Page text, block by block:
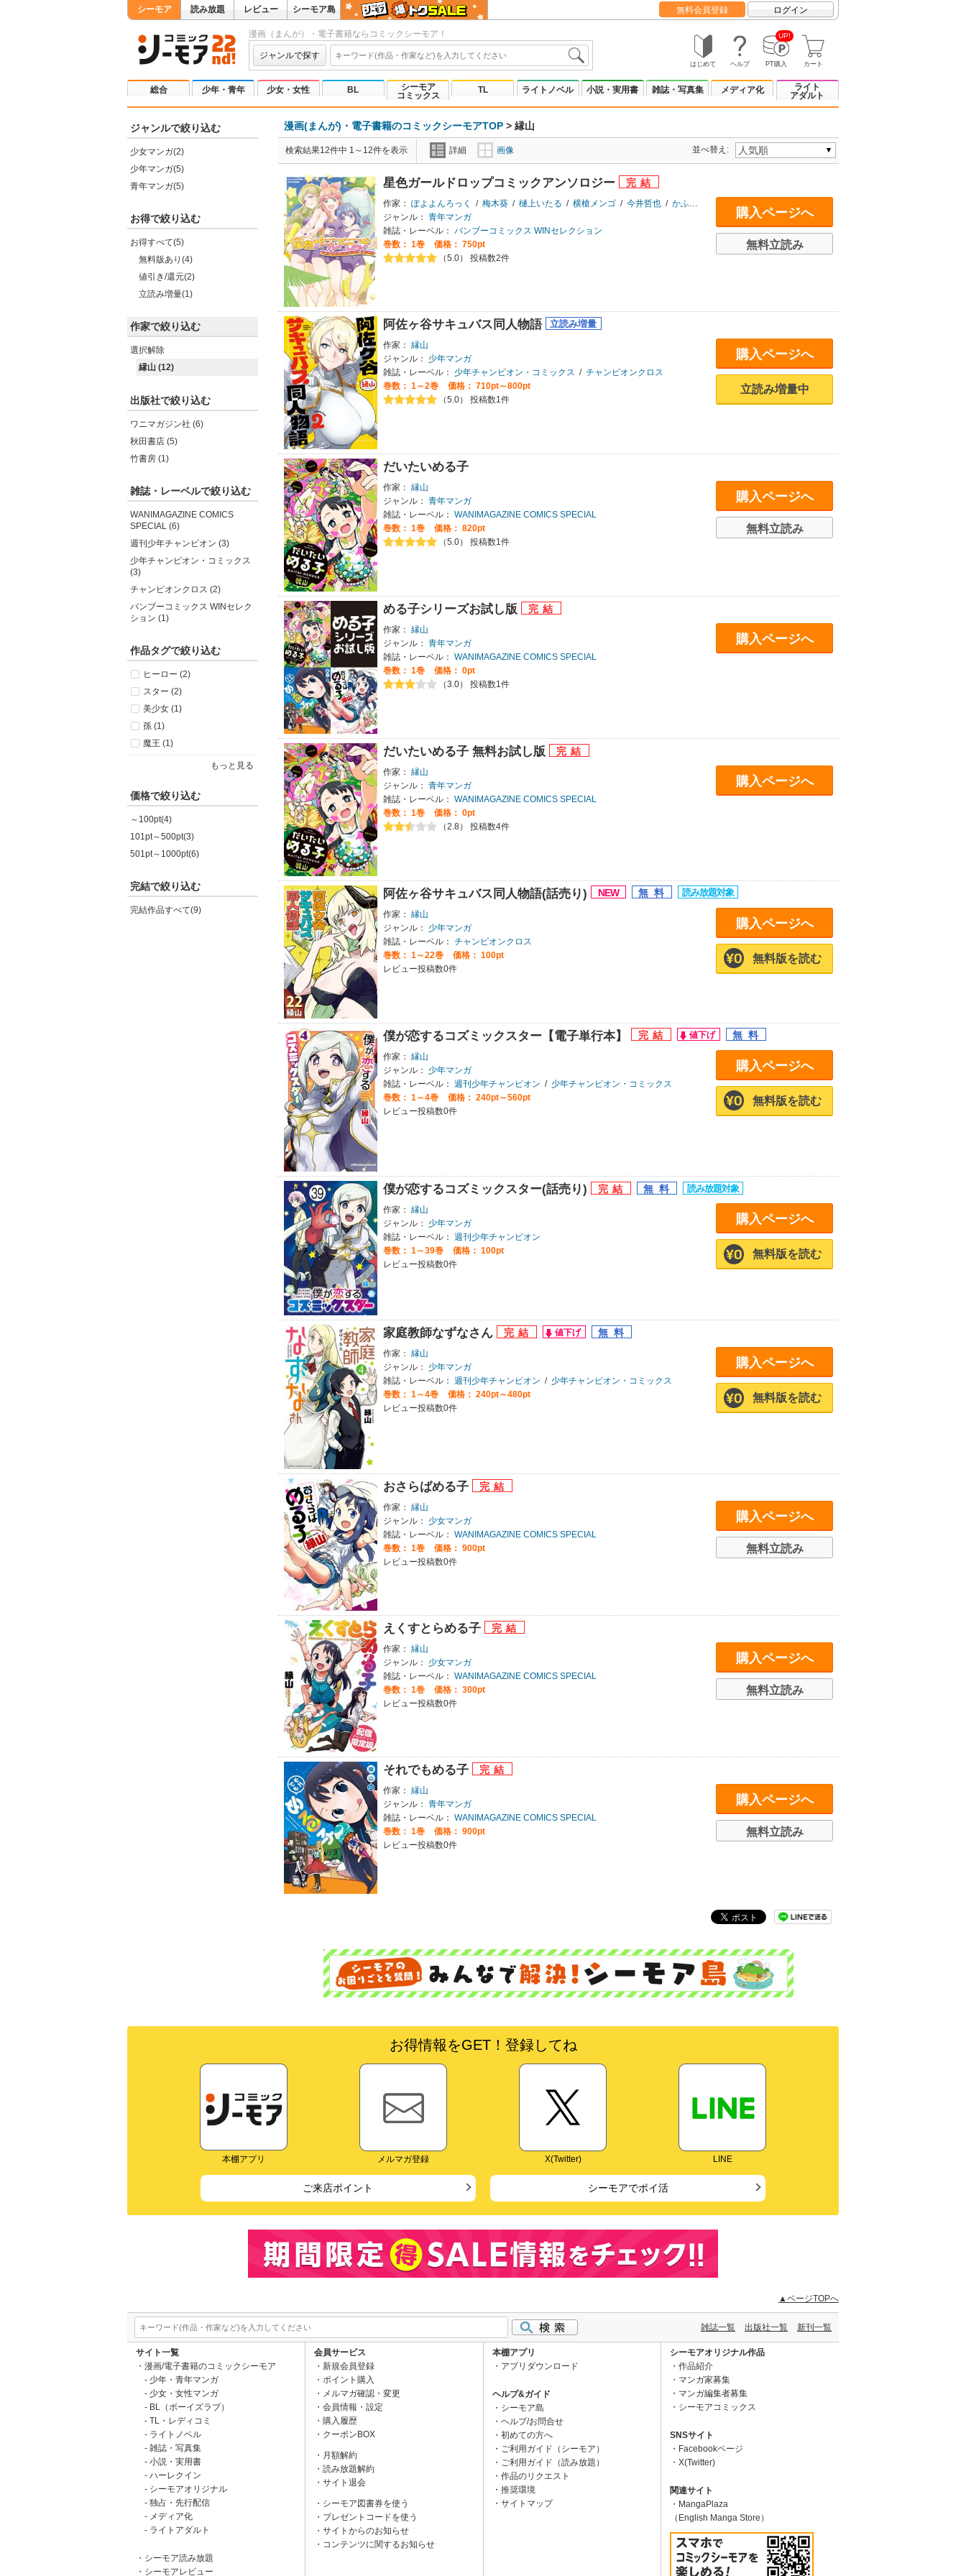
シーモア 読み放題 レビュー シーモア島 無料会員登録 ログイン
漫画（まんが）・電子書籍ならコミックシーモア！
ジャンルで探す
はじめて ヘルプ
UP!
PT購入 カート
総合 少年・青年 少女・女性 BL
シーモア
コミックス
TL ライトノベル 小説・実用書 雑誌・写真集 メディア化
ライト
アダルト
ジャンルで絞り込む
少女マンガ(2)
少年マンガ(5)
青年マンガ(5)
お得で絞り込む
お得すべて(5)
無料版あり(4)
値引き/還元(2)
立読み増量(1)
作家で絞り込む
選択解除
縁山 (12)
出版社で絞り込む
ワニマガジン社 (6)
秋田書店 (5)
竹書房 (1)
雑誌・レーベルで絞り込む
WANIMAGAZINE COMICS
SPECIAL (6)
週刊少年チャンピオン (3)
少年チャンピオン・コミックス
(3)
チャンピオンクロス (2)
バンブーコミックス WINセレク
ション (1)
作品タグで絞り込む
ヒーロー (2)
スター (2)
美少女 (1)
孫 (1)
魔王 (1)
もっと見る
価格で絞り込む
～100pt(4)
101pt～500pt(3)
501pt～1000pt(6)
完結で絞り込む
完結作品すべて(9)
漫画(まんが)・電子書籍のコミックシーモアTOP > 縁山
検索結果12件中 1～12件を表示 詳細 画像 並べ替え:
星色ガールドロップコミックアンソロジー
作家： ぽよよんろっく / 梅木葵 / 樋上いたる / 横槍メンゴ / 今井哲也 / かふん 小池定路 ハトポポコ
ジャンル： 青年マンガ
雑誌・レーベル： バンブーコミックス WINセレクション
巻数： 1巻
価格： 750pt
（5.0） 投稿数2件
購入ページへ
無料立読み
阿佐ヶ谷サキュバス同人物語
作家： 縁山
ジャンル：
少年マンガ
雑誌・レーベル：
少年チャンピオン・コミックス / チャンピオンクロス
巻数： 1～2巻
価格： 710pt～800pt
（5.0） 投稿数1件
購入ページへ
立読み増量中
だいたいめる子
作家： 縁山
ジャンル： 青年マンガ
雑誌・レーベル： WANIMAGAZINE COMICS SPECIAL
巻数： 1巻
価格： 820pt
（5.0） 投稿数1件
購入ページへ
無料立読み
める子シリーズお試し版
作家： 縁山
ジャンル： 青年マンガ
雑誌・レーベル： WANIMAGAZINE COMICS SPECIAL
巻数： 1巻
価格： 0pt
（3.0） 投稿数1件
購入ページへ
だいたいめる子 無料お試し版
作家： 縁山
ジャンル： 青年マンガ
雑誌・レーベル： WANIMAGAZINE COMICS SPECIAL
巻数： 1巻
価格： 0pt
（2.8） 投稿数4件
購入ページへ
阿佐ヶ谷サキュバス同人物語(話売り)
作家： 縁山
ジャンル：
少年マンガ
雑誌・レーベル： チャンピオンクロス
巻数： 1～22巻
価格： 100pt
レビュー投稿数0件
購入ページへ
無料版を読む
僕が恋するコズミックスター【電子単行本】
作家： 縁山
ジャンル：
少年マンガ
雑誌・レーベル： 週刊少年チャンピオン / 少年チャンピオン・コミックス
巻数： 1～4巻
価格： 240pt～560pt
レビュー投稿数0件
購入ページへ
無料版を読む
僕が恋するコズミックスター(話売り)
作家： 縁山
ジャンル：
少年マンガ
雑誌・レーベル： 週刊少年チャンピオン
巻数： 1～39巻
価格： 100pt
レビュー投稿数0件
購入ページへ
無料版を読む
家庭教師なずなさん
作家： 縁山
ジャンル：
少年マンガ
雑誌・レーベル： 週刊少年チャンピオン / 少年チャンピオン・コミックス
巻数： 1～4巻
価格： 240pt～480pt
レビュー投稿数0件
購入ページへ
無料版を読む
おさらばめる子
作家： 縁山
ジャンル：
少女マンガ
雑誌・レーベル： WANIMAGAZINE COMICS SPECIAL
巻数： 1巻
価格： 900pt
レビュー投稿数0件
購入ページへ
無料立読み
えくすとらめる子
作家： 縁山
ジャンル：
少女マンガ
雑誌・レーベル： WANIMAGAZINE COMICS SPECIAL
巻数： 1巻
価格： 300pt
レビュー投稿数0件
購入ページへ
無料立読み
それでもめる子
作家： 縁山
ジャンル： 青年マンガ
雑誌・レーベル： WANIMAGAZINE COMICS SPECIAL
巻数： 1巻
価格： 900pt
レビュー投稿数0件
購入ページへ
無料立読み
お得情報をGET！登録してね
本棚アプリ メルマガ登録 X(Twitter) LINE
ご来店ポイント シーモアでポイ活
▲ページTOPへ
雑誌一覧 出版社一覧 新刊一覧
サイト一覧
漫画/電子書籍のコミックシーモア
少年・青年マンガ
少女・女性マンガ
BL（ボーイズラブ）
TL・レディコミ
ライトノベル
雑誌・写真集
小説・実用書
ハーレクイン
シーモアオリジナル
独占・先行配信
メディア化
ライトアダルト
シーモア読み放題
シーモアレビュー
会員サービス
新規会員登録
ポイント購入
メルマガ確認・変更
会員情報・設定
購入履歴
クーポンBOX
月額解約
読み放題解約
サイト退会
シーモア図書券を使う
プレゼントコードを使う
サイトからのお知らせ
コンテンツに関するお知らせ
本棚アプリ
アプリダウンロード
ヘルプ&ガイド
シーモア島
ヘルプ/お問合せ
初めての方へ
ご利用ガイド（シーモア）
ご利用ガイド（読み放題）
作品のリクエスト
推奨環境
サイトマップ
シーモアオリジナル作品
作品紹介
マンガ家募集
マンガ編集者募集
シーモアコミックス
SNSサイト
Facebookページ
X(Twitter)
関連サイト
MangaPlaza
（English Manga Store）